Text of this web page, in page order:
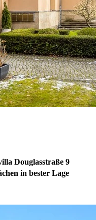
Douglasstraße 9
in bester Lage